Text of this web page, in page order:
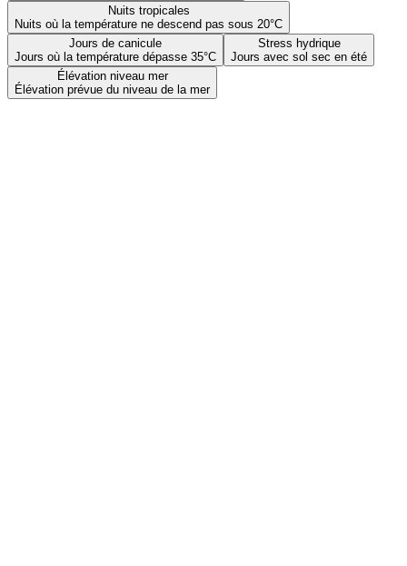
Nuits tropicales
Nuits où la température ne descend pas sous 20°C
Jours de canicule
Jours où la température dépasse 35°C
Stress hydrique
Jours avec sol sec en été
Élévation niveau mer
Élévation prévue du niveau de la mer